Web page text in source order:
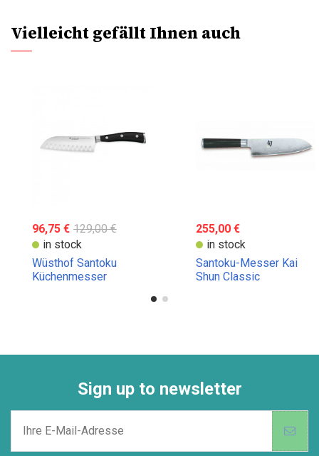
Vielleicht gefällt Ihnen auch
96,75 € 129,00 €
in stock
Wüsthof Santoku
Küchenmesser
255,00 €
in stock
Santoku-Messer Kai
Shun Classic
Sign up to newsletter